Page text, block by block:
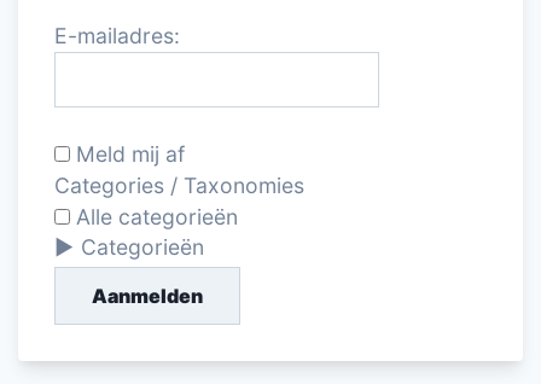
E-mailadres:
Meld mij af
Categories / Taxonomies
Alle categorieën
Categorieën
Aanmelden